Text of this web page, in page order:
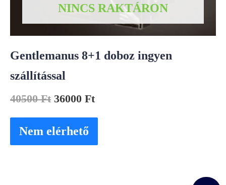
NINCS RAKTÁRON
Gentlemanus 8+1 doboz ingyen
szállítással
40500Ft 36000 Ft
Nem elérhető